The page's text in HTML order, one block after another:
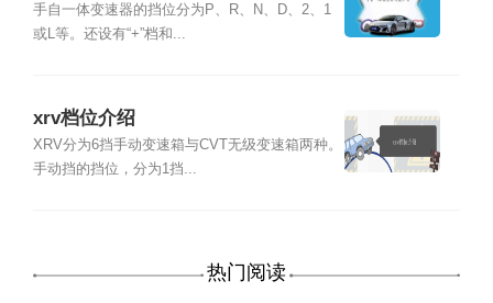
手自一体变速器的挡位分为P、R、N、D、2、1
或L等。还设有“+”档和...
xrv档位介绍
XRV分为6挡手动变速箱与CVT无级变速箱两种。
手动挡的挡位，分为1挡...
热门阅读